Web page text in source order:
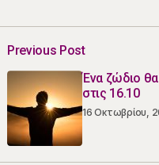
Previous Post
Ένα ζώδιο θα
στις 16.10
16 Οκτωβρίου,